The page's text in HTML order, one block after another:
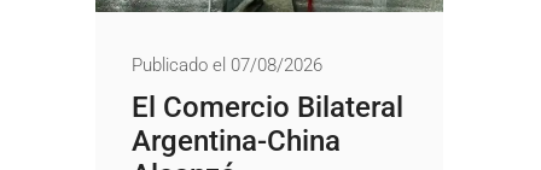
Publicado el 07/08/2026
El Comercio Bilateral
Argentina-China